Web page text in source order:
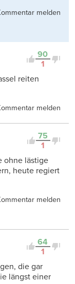
melden
90
1
reiten
melden
75
1
ohne lästige
heute regiert
melden
64
1
die gar
längst einer